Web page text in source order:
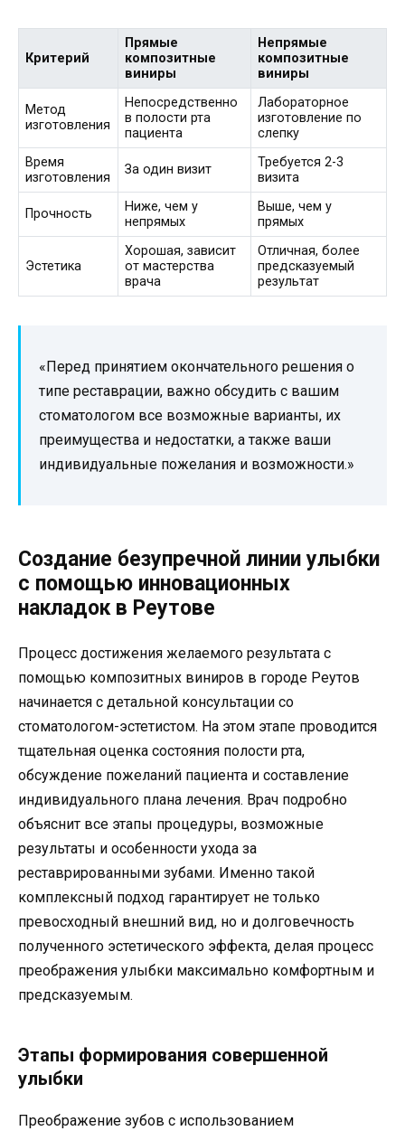
Критерий
Прямые
композитные
виниры
Непрямые
композитные
виниры
Метод
изготовления
Непосредственно
в полости рта
пациента
Лабораторное
изготовление по
слепку
Время
изготовления
За один визит
Требуется 2-3
визита
Прочность
Ниже, чем у
непрямых
Выше, чем у
прямых
Эстетика
Хорошая, зависит
от мастерства
врача
Отличная, более
предсказуемый
результат
«Перед принятием окончательного решения о
типе реставрации, важно обсудить с вашим
стоматологом все возможные варианты, их
преимущества и недостатки, а также ваши
индивидуальные пожелания и возможности.»
Создание безупречной линии улыбки
с помощью инновационных
накладок в Реутове
Процесс достижения желаемого результата с
помощью композитных виниров в городе Реутов
начинается с детальной консультации со
стоматологом-эстетистом. На этом этапе проводится
тщательная оценка состояния полости рта,
обсуждение пожеланий пациента и составление
индивидуального плана лечения. Врач подробно
объяснит все этапы процедуры, возможные
результаты и особенности ухода за
реставрированными зубами. Именно такой
комплексный подход гарантирует не только
превосходный внешний вид, но и долговечность
полученного эстетического эффекта, делая процесс
преображения улыбки максимально комфортным и
предсказуемым.
Этапы формирования совершенной
улыбки
Преображение зубов с использованием